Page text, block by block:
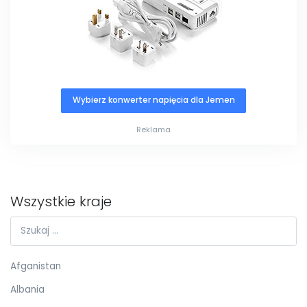
Wybierz konwerter napięcia dla Jemen
Reklama
Wszystkie kraje
Afganistan
Albania